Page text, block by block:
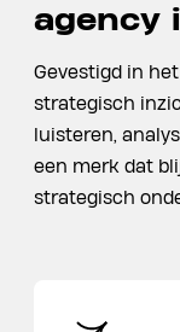
agency
Gevestigd in
strategisch
luisteren,
een merk dat
strategisch